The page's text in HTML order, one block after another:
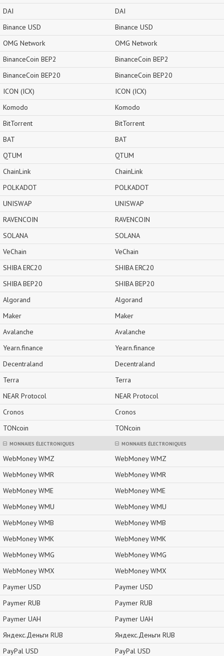
DAI
Binance USD
OMG Network
BinanceCoin BEP2
BinanceCoin BEP20
ICON (ICX)
Komodo
BitTorrent
BAT
QTUM
ChainLink
POLKADOT
UNISWAP
RAVENCOIN
SOLANA
VeChain
SHIBA ERC20
SHIBA BEP20
Algorand
Maker
Avalanche
Yearn.finance
Decentraland
Terra
NEAR Protocol
Cronos
TONcoin
MONNAIES ÉLECTRONIQUES
WebMoney WMZ
WebMoney WMR
WebMoney WME
WebMoney WMU
WebMoney WMB
WebMoney WMK
WebMoney WMG
WebMoney WMX
Paymer USD
Paymer RUB
Paymer UAH
Яндекс.Деньги RUB
PayPal USD
DAI
Binance USD
OMG Network
BinanceCoin BEP2
BinanceCoin BEP20
ICON (ICX)
Komodo
BitTorrent
BAT
QTUM
ChainLink
POLKADOT
UNISWAP
RAVENCOIN
SOLANA
VeChain
SHIBA ERC20
SHIBA BEP20
Algorand
Maker
Avalanche
Yearn.finance
Decentraland
Terra
NEAR Protocol
Cronos
TONcoin
MONNAIES ÉLECTRONIQUES
WebMoney WMZ
WebMoney WMR
WebMoney WME
WebMoney WMU
WebMoney WMB
WebMoney WMK
WebMoney WMG
WebMoney WMX
Paymer USD
Paymer RUB
Paymer UAH
Яндекс.Деньги RUB
PayPal USD